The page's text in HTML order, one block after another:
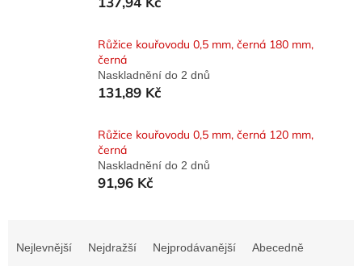
Růžice kouřovodu 0,5 mm, černá 180 mm,
černá
Naskladnění do 2 dnů
131,89 Kč
Růžice kouřovodu 0,5 mm, černá 120 mm,
černá
Naskladnění do 2 dnů
91,96 Kč
Nejlevnější Nejdražší Nejprodávanější Abecedně